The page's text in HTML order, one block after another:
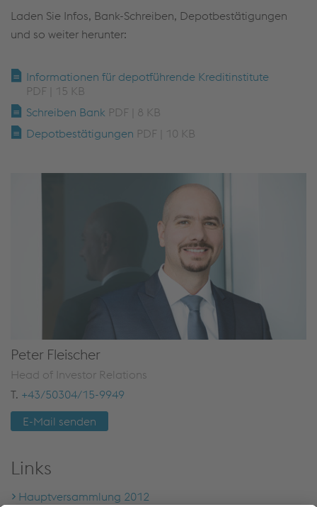
Laden Sie Infos, Bank-Schreiben, Depotbestätigungen
und so weiter herunter:
Informationen für depotführende Kreditinstitute
PDF | 15 KB
Schreiben Bank PDF | 8 KB
Depotbestätigungen PDF | 10 KB
Peter Fleischer
Head of Investor Relations
T. +43/50304/15-9949
E-Mail senden
Links
Hauptversammlung 2012